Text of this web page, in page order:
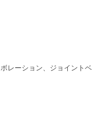
レーション、ジョイントベ